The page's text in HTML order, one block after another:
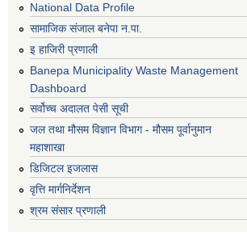
National Data Profile
सामाजिक संजाल बनेपा न.पा.
इ हाजिरी प्रणाली
Banepa Municipality Waste Management
Dashboard
सर्वोच्च अदालत पेसी सूची
जल तथा मौसम विज्ञान विभाग - मौसम पूर्वानुमान
महाशाखा
डिजिटल इजलास
वृत्ति मार्गनिर्देशन
श्रम संसार प्रणाली